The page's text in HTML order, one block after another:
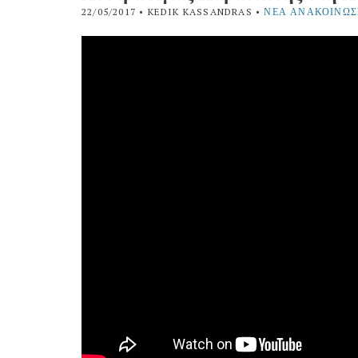
22/05/2017 • KEDIK KASSANDRAS •ΝΈΑ